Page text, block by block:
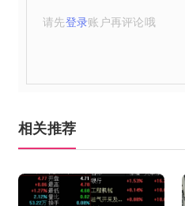
请先登录账户再评论哦
相关推荐